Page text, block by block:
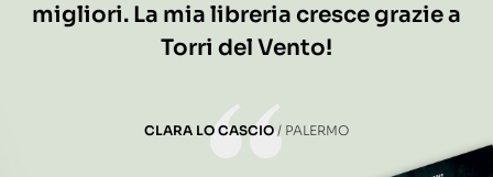
migliori. La mia libreria cresce grazie a
Torri del Vento!
CLARA LO CASCIO PALERMO